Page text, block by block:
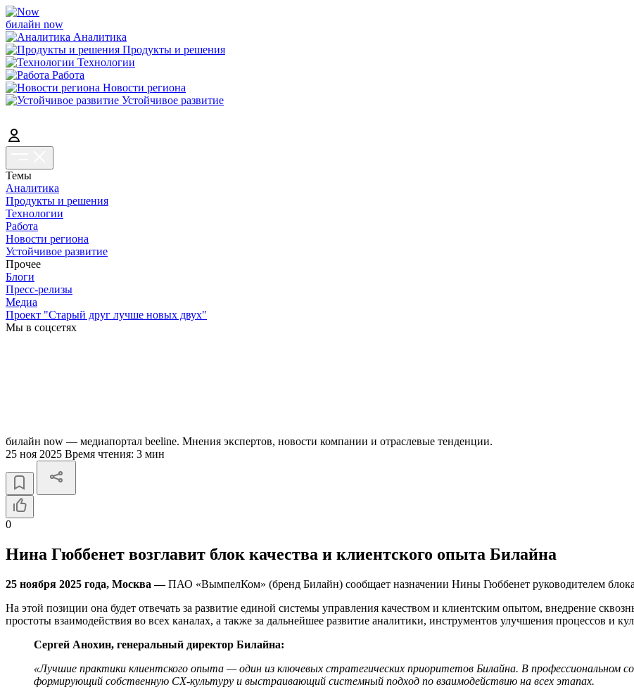
билайн now
Аналитика
Продукты и решения
Технологии
Работа
Новости региона
Устойчивое развитие
Темы
Аналитика
Продукты и решения
Технологии
Работа
Новости региона
Устойчивое развитие
Прочее
Блоги
Пресс-релизы
Медиа
Проект "Старый друг лучше новых двух"
Мы в соцсетях
билайн now — медиапортал beeline. Мнения экспертов, новости компании и отраслевые тенденции.
25 ноя 2025 Время чтения: 3 мин
0
Нина Гюббенет возглавит блок качества и клиентского опыта Билайна
25 ноября 2025 года, Москва —ПАО «ВымпелКом» (бренд Билайн) сообщает назначении Нины Гюббенет руководителем блока
На этой позиции она будет отвечать за развитие единой системы управления качеством и клиентским опытом, внедрение
простоты взаимодействия во всех каналах, а также за дальнейшее развитие аналитики, инструментов улучшения процессов и
Сергей Анохин, генеральный директор Билайна:
«Лучшие практики клиентского опыта — один из ключевых стратегических приоритетов Билайна. В профессиональном
формирующий собственную CX-культуру и выстраивающий системный подход по взаимодействию на всех этапах.